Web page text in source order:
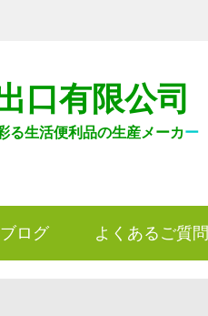
口有限公司
る生活便利品の生産メーカー
ブログ よくあるご質問